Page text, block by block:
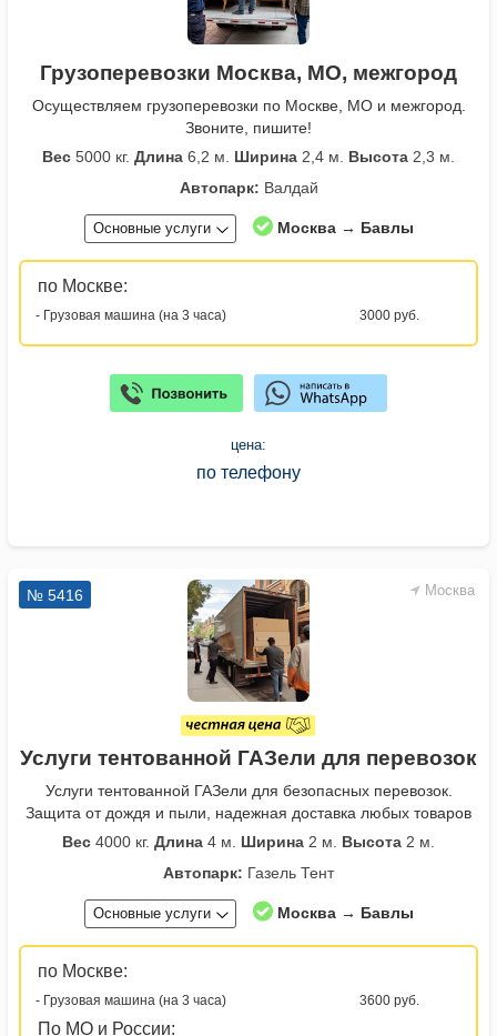
Грузоперевозки Москва, МО, межгород
Осуществляем грузоперевозки по Москве, МО и межгород.
Звоните, пишите!
Вес 5000 кг. Длина 6,2 м. Ширина 2,4 м. Высота 2,3 м.
Автопарк: Валдай
Основные услуги Москва → Бавлы
по Москве:
- Грузовая машина (на 3 часа) 3000 руб.
цена:
по телефону
Москва
№ 5416
Услуги тентованной ГАЗели для перевозок
Услуги тентованной ГАЗели для безопасных перевозок.
Защита от дождя и пыли, надежная доставка любых товаров
Вес 4000 кг. Длина 4 м. Ширина 2 м. Высота 2 м.
Автопарк: Газель Тент
Основные услуги Москва → Бавлы
по Москве:
- Грузовая машина (на 3 часа) 3600 руб.
По МО и России: